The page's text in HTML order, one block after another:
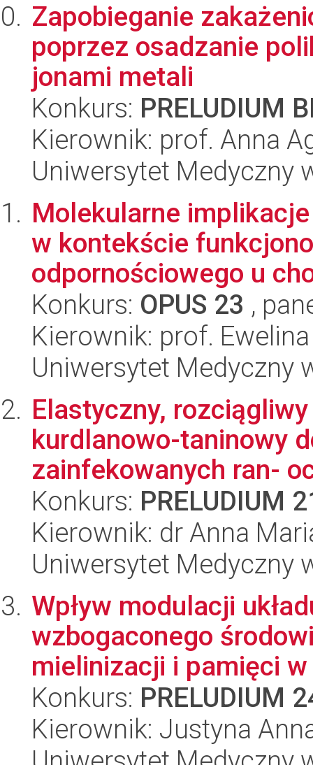
Zapobieganie
poprzez osadzanie
jonami metali
Konkurs: PRELUDIUM
Kierownik: prof. Anna
Uniwersytet Medyczny
Molekularne
w kontekście
odpornościowego u
Konkurs: OPUS 23 ,
Kierownik: prof.
Uniwersytet Medyczny
Elastyczny,
kurdlanowo-taninowy
zainfekowanych ran-
Konkurs: PRELUDIUM
Kierownik: dr Anna
Uniwersytet Medyczny
Wpływ modulacji
wzbogaconego
mielinizacji i pamięci
Konkurs: PRELUDIUM
Kierownik: Justyna